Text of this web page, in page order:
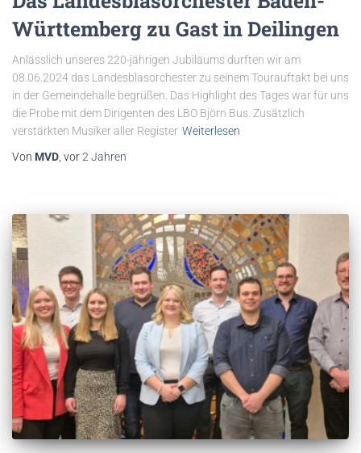
Württemberg zu Gast in Deilingen
Anlässlich unseres 220-jährigen Jubiläums durften wir am
08.06.2024 das Landesblasorchester zu seinem Tourauftakt bei uns
in der Gemeindehalle begrüßen. Das Highlight des Tages war für uns
die Probe mit dem Dirigenten des LBO Björn Bus. Zusätzlich
verstärkten Musiker aller Register Weiterlesen
Von MVD, vor2 Jahren